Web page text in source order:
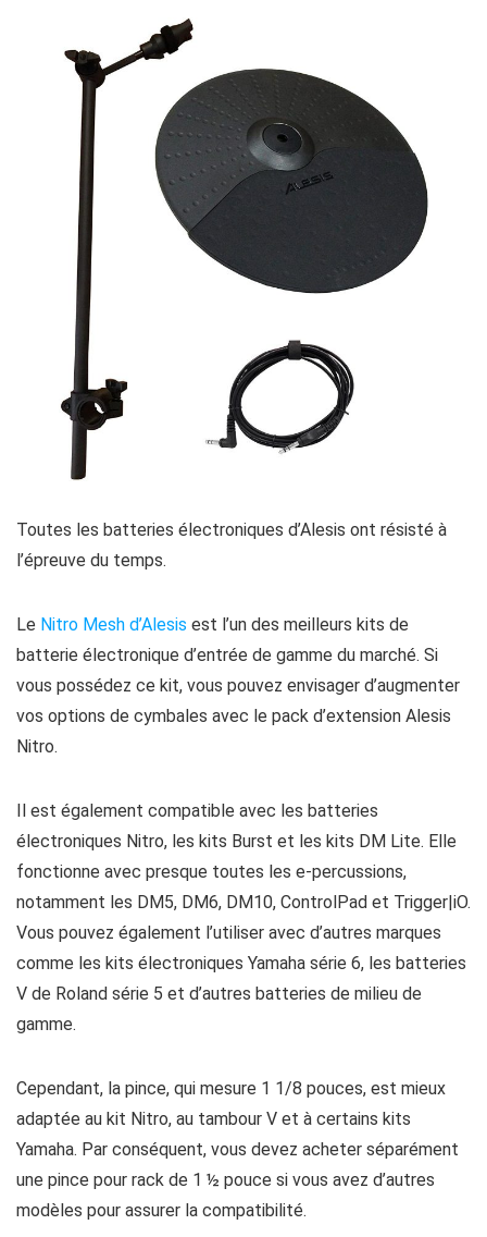
Toutes les batteries électroniques d’Alesis ont résisté à
l’épreuve du temps.
Le Nitro Mesh d’Alesis est l’un des meilleurs kits de
batterie électronique d’entrée de gamme du marché. Si
vous possédez ce kit, vous pouvez envisager d’augmenter
vos options de cymbales avec le pack d’extension Alesis
Nitro.
Il est également compatible avec les batteries
électroniques Nitro, les kits Burst et les kits DM Lite. Elle
fonctionne avec presque toutes les e-percussions,
notamment les DM5, DM6, DM10, ControlPad et Trigger|iO.
Vous pouvez également l’utiliser avec d’autres marques
comme les kits électroniques Yamaha série 6, les batteries
V de Roland série 5 et d’autres batteries de milieu de
gamme.
Cependant, la pince, qui mesure 1 1/8 pouces, est mieux
adaptée au kit Nitro, au tambour V et à certains kits
Yamaha. Par conséquent, vous devez acheter séparément
une pince pour rack de 1 ½ pouce si vous avez d’autres
modèles pour assurer la compatibilité.